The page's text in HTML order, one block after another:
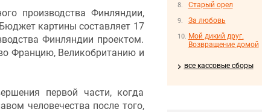
Старый орел
За любовь
Мой дикий друг.
Возвращение домой
все кассовые сборы
производства Финляндии,
картины составляет 17
Финляндии проектом.
Францию, Великобританию и
первой части, когда
человечества после того,